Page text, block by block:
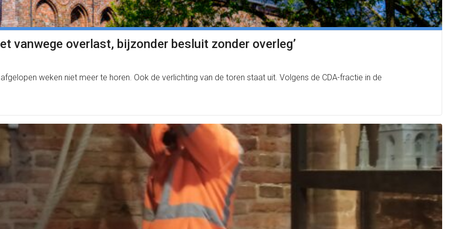
vanwege overlast, bijzonder besluit zonder overleg’
weken niet meer te horen. Ook de verlichting van de toren staat uit. Volgens de CDA-fractie in de